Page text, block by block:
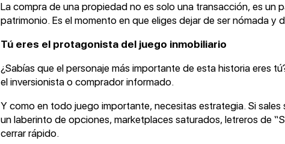
La compra de una propiedad no es solo una transacción, es un
patrimonio. Es el momento en que eliges dejar de ser nómada y
Tú eres el protagonista del juego inmobiliario
¿Sabías que el personaje más importante de esta historia eres
el inversionista o comprador informado.
Y como en todo juego importante, necesitas estrategia. Si
un laberinto de opciones, marketplaces saturados, letreros de
cerrar rápido.